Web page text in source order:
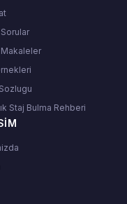
Staj Bulma Rehberi